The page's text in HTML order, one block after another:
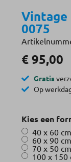
Vintage
0075
€95,00
Gratis
Op
Kies een
40 x 60 cm
60 x 90 cm
70 x 50 cm
100 x 150